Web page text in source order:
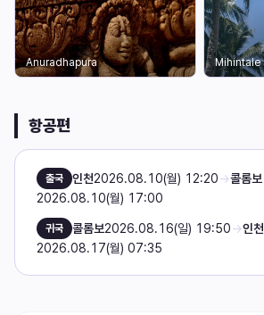
Anuradhapura Mihintale
항공편
출국 인천2026.08.10(월) 12:20→콜롬보
2026.08.10(월) 17:00
귀국 콜롬보2026.08.16(일) 19:50→인천
2026.08.17(월) 07:35